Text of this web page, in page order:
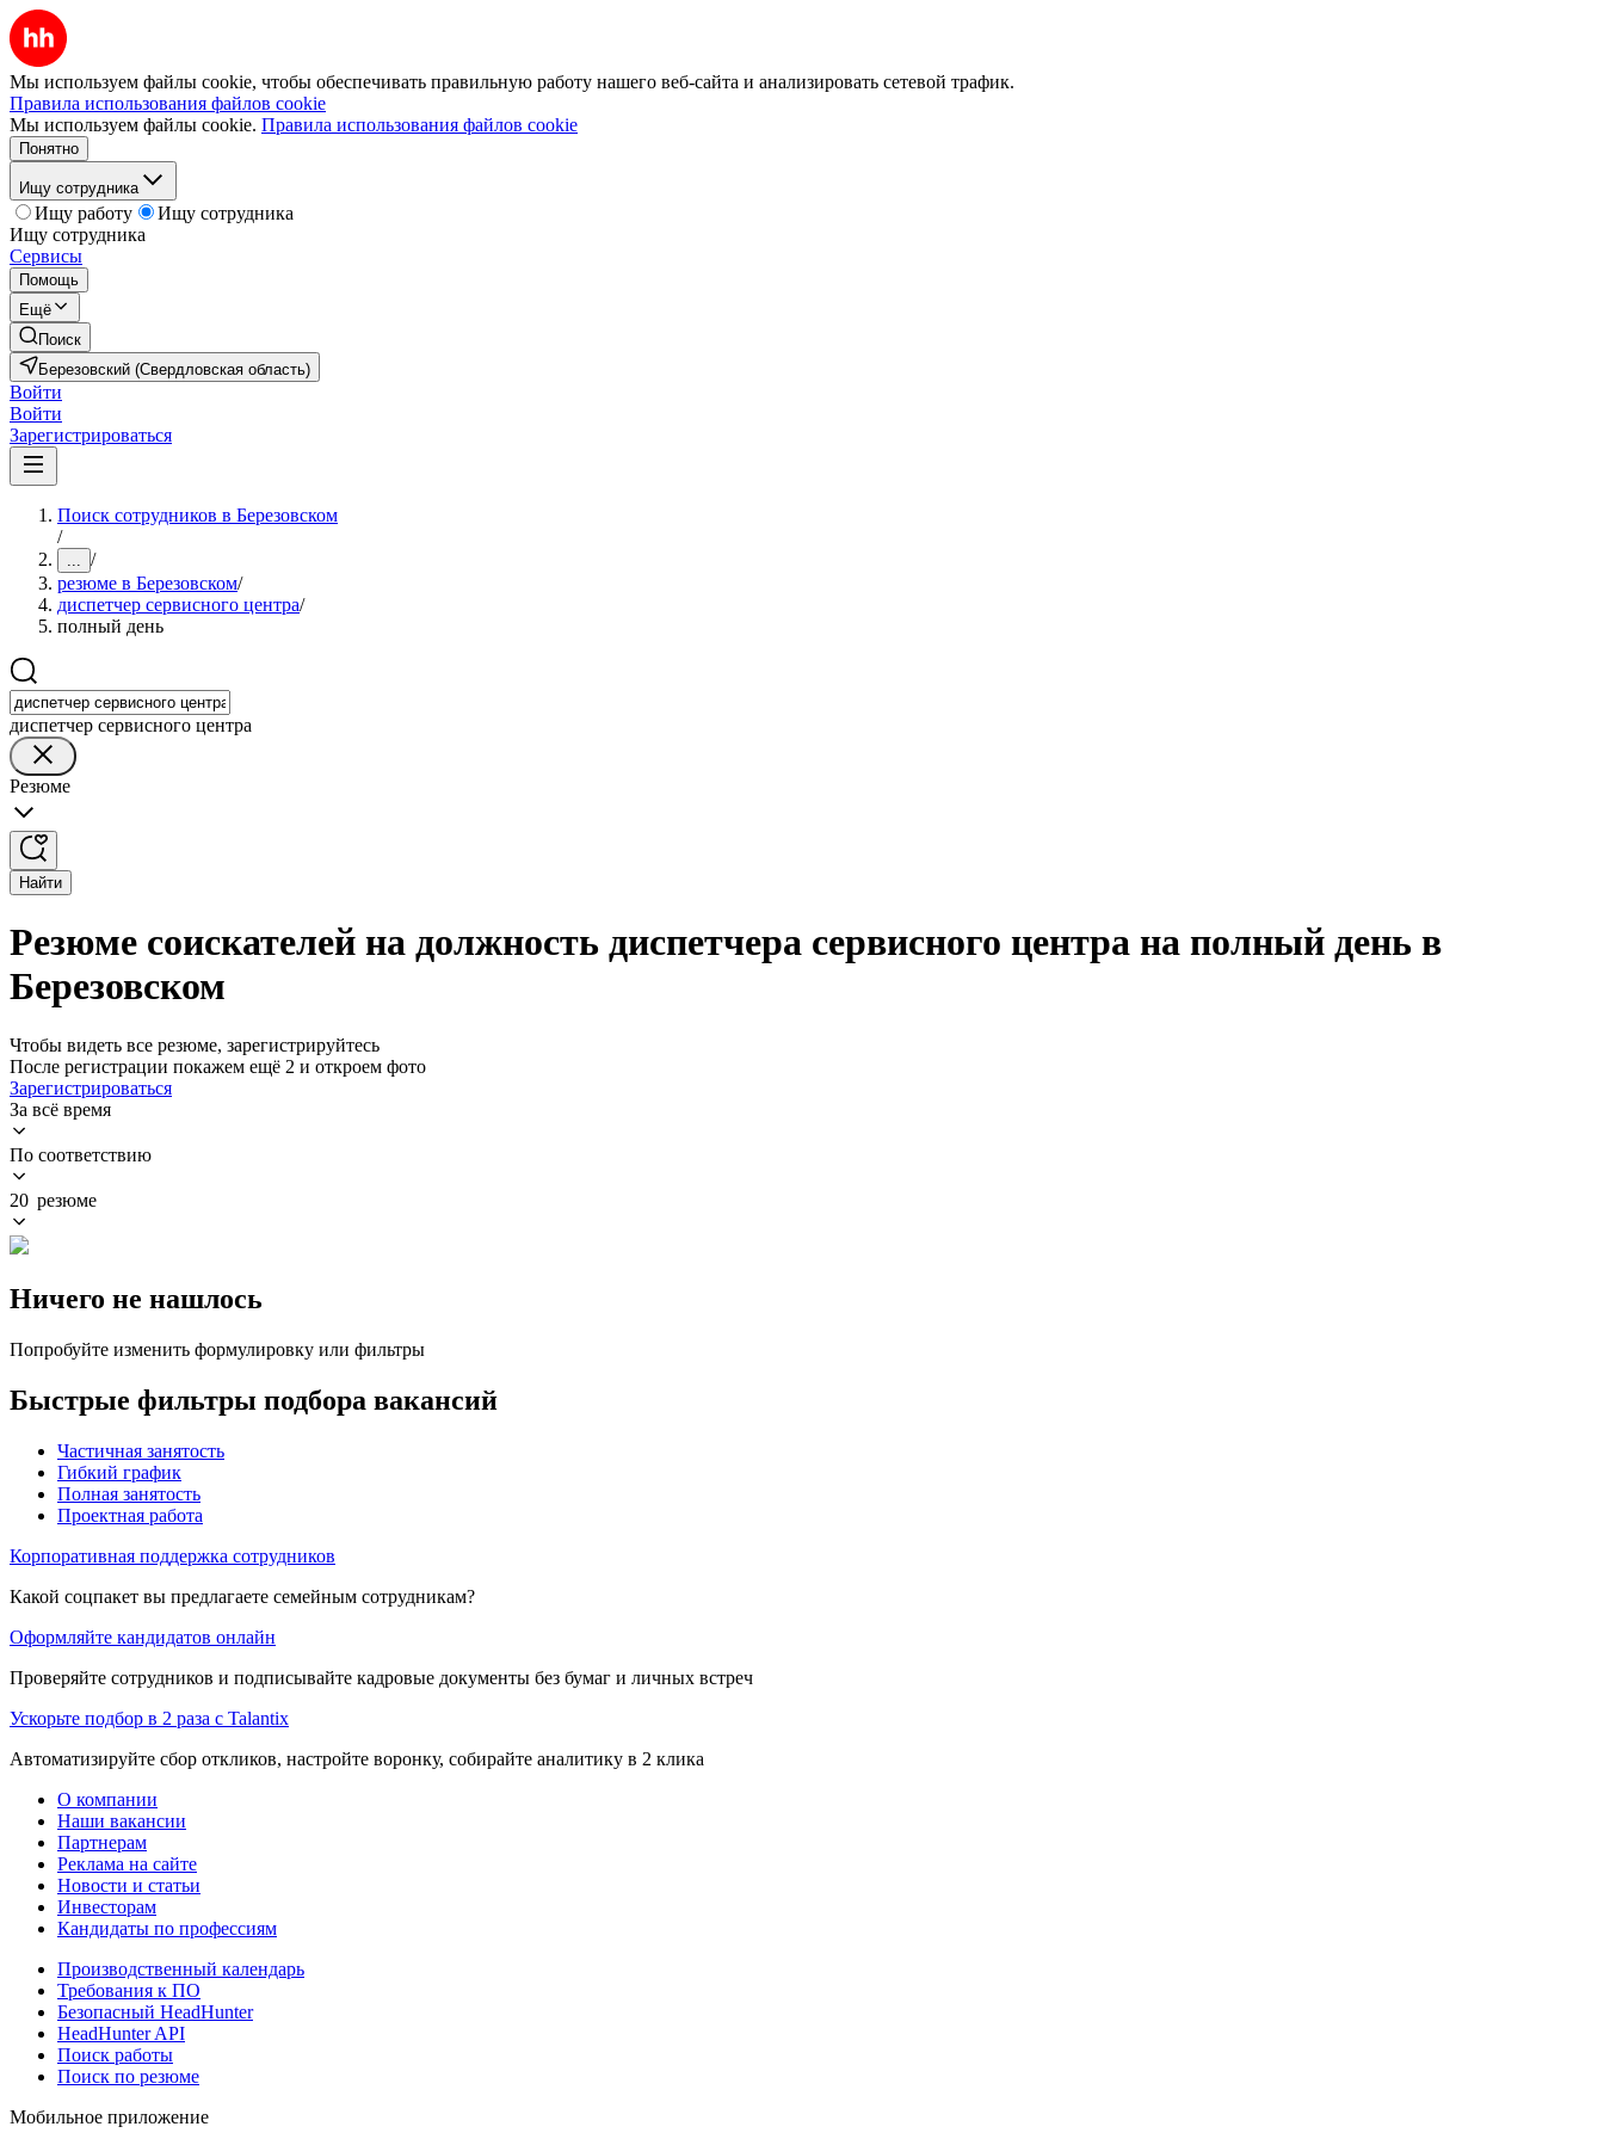
Мы используем файлы cookie, чтобы обеспечивать правильную работу нашего веб-сайта и анализировать сетевой трафик.
Правила использования файлов cookie
Мы используем файлы cookie. Правила использования файлов cookie
Понятно
Ищу сотрудника
Ищу работу
Ищу сотрудника
Ищу сотрудника
Сервисы
Помощь
Ещё
Поиск
Березовский (Свердловская область)
Войти
Войти
Зарегистрироваться
Поиск сотрудников в Березовском
/
... /
резюме в Березовском/
диспетчер сервисного центра/
полный день
диспетчер сервисного центра
Резюме
Найти
Резюме соискателей на должность диспетчера сервисного центра на полный день в
Березовском
Чтобы видеть все резюме, зарегистрируйтесь
После регистрации покажем ещё 2 и откроем фото
Зарегистрироваться
За всё время
По соответствию
20 резюме
Ничего не нашлось
Попробуйте изменить формулировку или фильтры
Быстрые фильтры подбора вакансий
Частичная занятость
Гибкий график
Полная занятость
Проектная работа
Корпоративная поддержка сотрудников
Какой соцпакет вы предлагаете семейным сотрудникам?
Оформляйте кандидатов онлайн
Проверяйте сотрудников и подписывайте кадровые документы без бумаг и личных встреч
Ускорьте подбор в 2 раза с Talantix
Автоматизируйте сбор откликов, настройте воронку, собирайте аналитику в 2 клика
О компании
Наши вакансии
Партнерам
Реклама на сайте
Новости и статьи
Инвесторам
Кандидаты по профессиям
Производственный календарь
Требования к ПО
Безопасный HeadHunter
HeadHunter API
Поиск работы
Поиск по резюме
Мобильное приложение